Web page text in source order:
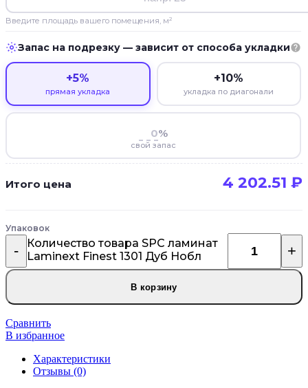
Введите площадь вашего помещения, м²
Запас на подрезку — зависит от способа укладки
+5%
прямая укладка
+10%
укладка по диагонали
%
свой запас
Итого цена 4 202.51 ₽
Упаковок
Количество товара SPC ламинат
Laminext Finest 1301 Дуб Нобл
В корзину
Сравнить
В избранное
Характеристики
Отзывы (0)